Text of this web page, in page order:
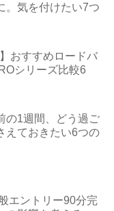
。気を付けたい7つ
おすすめロードバ
シリーズ比較6
の1週間、どう過ご
えておきたい6つの
エントリー90分完